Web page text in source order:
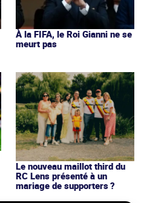
À la FIFA, le Roi Gianni ne se
meurt pas
Le nouveau maillot third du
RC Lens présenté à un
mariage de supporters ?